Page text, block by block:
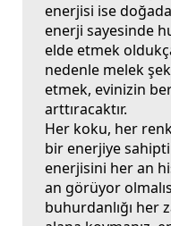
enerjisi ise
enerji sayesinde
elde etmek
nedenle melek
etmek, evinizin
arttıracaktır.
Her koku, her
bir enerjiye
enerjisini her an
an görüyor
buhurdanlığı her